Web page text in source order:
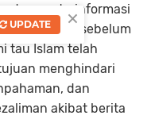
suatu informasi
sebelum
tau Islam telah
menghindari
dan
akibat berita
×
UPDATE